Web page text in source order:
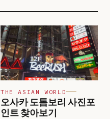
THE ASIAN WORLD
오사카 도톰보리 사진포
인트 찾아보기